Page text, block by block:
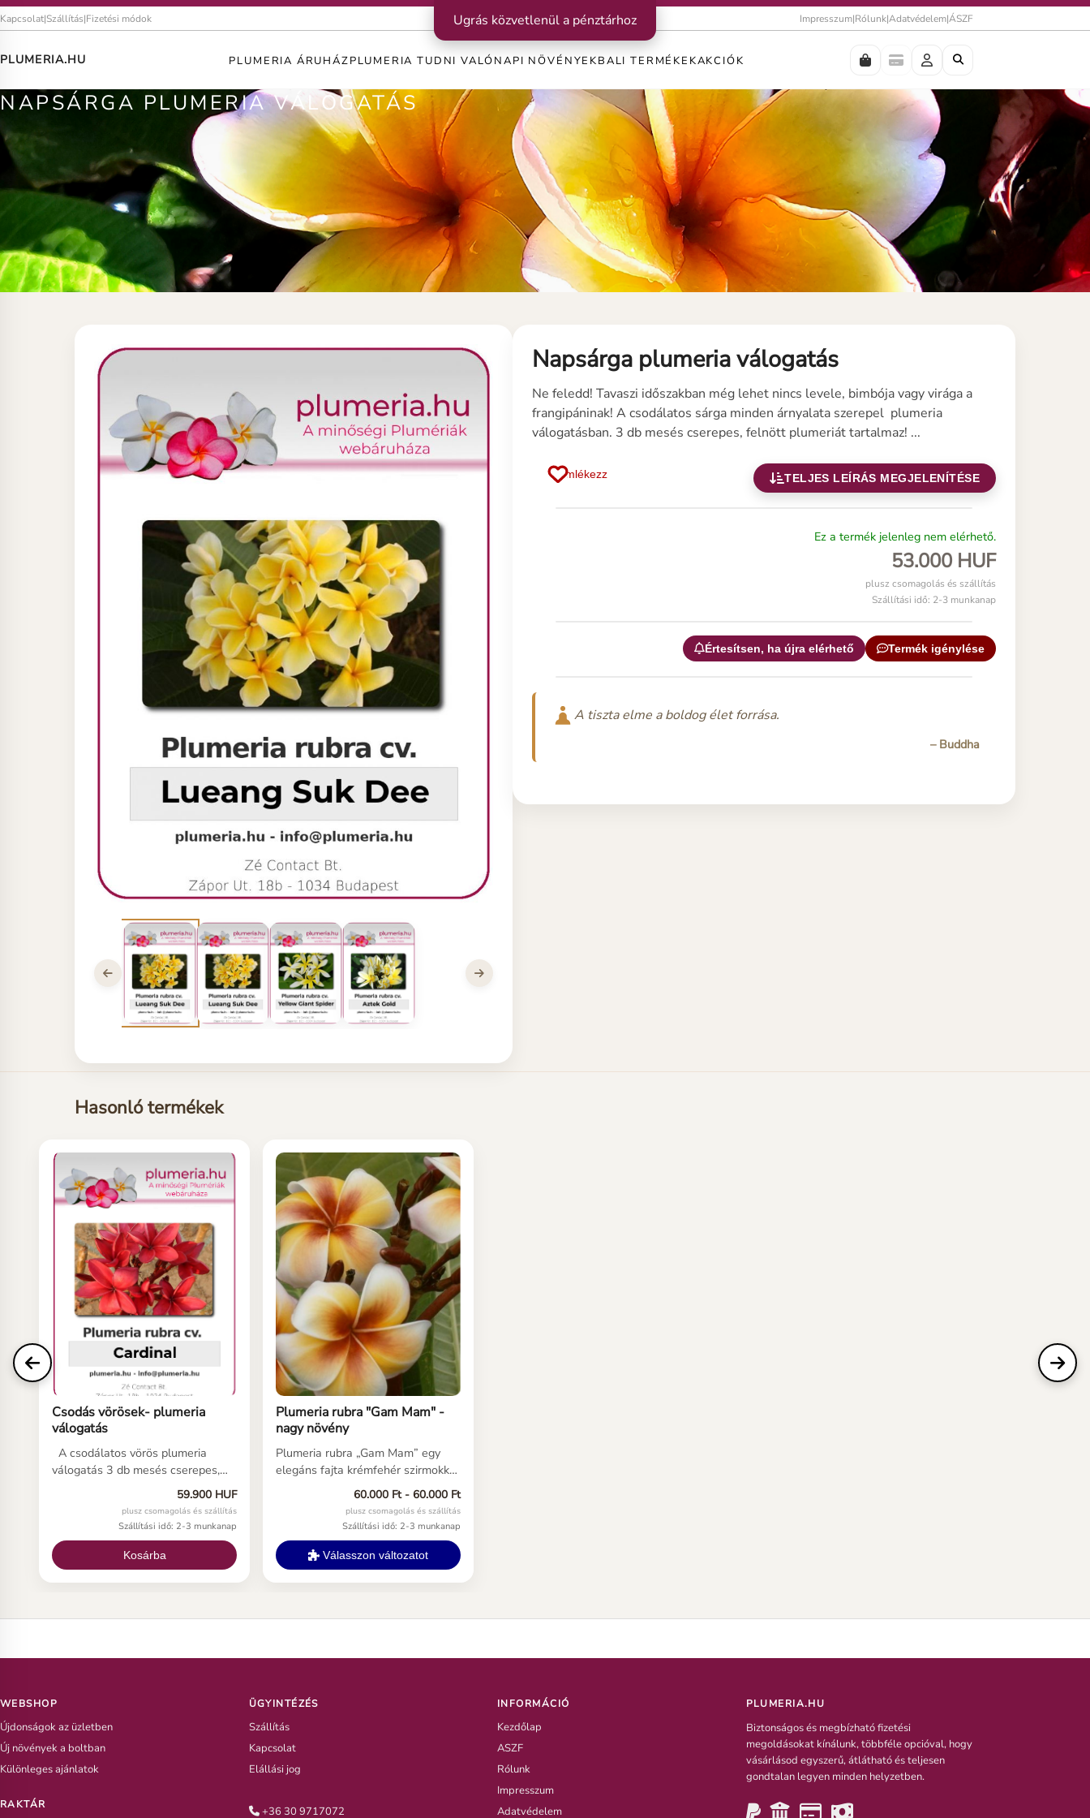
Kapcsolat|Szállítás|Fizetési módok Impresszum|Rólunk|Adatvédelem|ÁSZF
PLUMERIA.HU PLUMERIA ÁRUHÁZPLUMERIA TUDNI VALÓNAPI NÖVÉNYEKBALI TERMÉKEKAKCIÓK
NAPSÁRGA PLUMERIA VÁLOGATÁS
Napsárga plumeria válogatás
Ne feledd! Tavaszi időszakban még lehet nincs levele, bimbója vagy virága a
frangipáninak! A csodálatos sárga minden árnyalata szerepel plumeria
válogatásban. 3 db mesés cserepes, felnött plumeriát tartalmaz! ...
Emlékezz TELJES LEÍRÁS MEGJELENÍTÉSE
Ez a termék jelenleg nem elérhető.
53.000 HUF
plusz csomagolás és szállítás
Szállítási idő: 2-3 munkanap
Értesítsen, ha újra elérhető Termék igénylése
A tiszta elme a boldog élet forrása.
– Buddha
Hasonló termékek
Csodás vörösek- plumeria
válogatás
A csodálatos vörös plumeria
válogatás 3 db mesés cserepes,
felnött frangipánit tartalmaz. A
válogatásokat kedvező áruk miatt
állítottuk össze.
59.900 HUF
plusz csomagolás és szállítás
Szállítási idő: 2-3 munkanap
Kosárba
Plumeria rubra "Gam Mam" -
nagy növény
Plumeria rubra „Gam Mam” egy
elegáns fajta krémfehér szirmokkal
és meleg sárga, narancsos-barnás
virágközéppel. Fontos tudni, hogy
Európában a színei általában
lágyabbak és kevésbé intenzívek
lehetnek, mint Ázsiában, de így is
különleges és egzotikus
60.000 Ft - 60.000 Ft
plusz csomagolás és szállítás
Szállítási idő: 2-3 munkanap
Válasszon változatot
WEBSHOP
Újdonságok az üzletben
Új növények a boltban
Különleges ajánlatok
RAKTÁR
ÜGYINTÉZÉS
Szállítás
Kapcsolat
Elállási jog
+36 30 9717072
INFORMÁCIÓ
Kezdőlap
ASZF
Rólunk
Impresszum
Adatvédelem
PLUMERIA.HU
Biztonságos és megbízható fizetési
megoldásokat kínálunk, többféle opcióval, hogy
vásárlásod egyszerű, átlátható és teljesen
gondtalan legyen minden helyzetben.
Ugrás közvetlenül a pénztárhoz